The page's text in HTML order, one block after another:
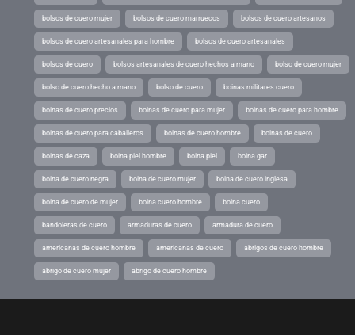
bolsos de cuero mujer bolsos de cuero marruecos bolsos de cuero artesanos
bolsos de cuero artesanales para hombre bolsos de cuero artesanales
bolsos de cuero bolsos artesanales de cuero hechos a mano bolso de cuero mujer
bolso de cuero hecho a mano bolso de cuero boinas militares cuero
boinas de cuero precios boinas de cuero para mujer boinas de cuero para hombre
boinas de cuero para caballeros boinas de cuero hombre boinas de cuero
boinas de caza boina piel hombre boina piel boina gar
boina de cuero negra boina de cuero mujer boina de cuero inglesa
boina de cuero de mujer boina cuero hombre boina cuero
bandoleras de cuero armaduras de cuero armadura de cuero
americanas de cuero hombre americanas de cuero abrigos de cuero hombre
abrigo de cuero mujer abrigo de cuero hombre